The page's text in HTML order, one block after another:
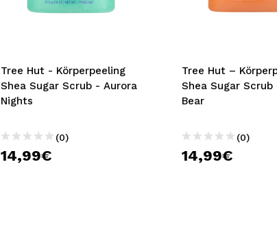
bisherigen Vorgänge einsehen.
Tree Hut - Körperpeeling
Shea Sugar Scrub - Aurora
Nights
(0)
14,99€
Tree Hut –
Shea Sugar
Bear
(0)
14,99€